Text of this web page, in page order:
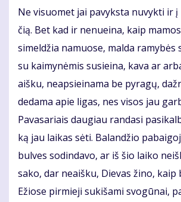
Ne vi­suo­met jai pa­vyks­ta nu­vyk­ti ir
čią. Bet kad ir ne­nu­ei­na, kaip
si­mel­džia na­muo­se, mal­da ra­my­bės
su kai­my­nė­mis su­si­ei­na, ka­va ar
aiš­ku, neap­si­ei­na­ma be py­ra­gų,
de­da­ma apie li­gas, nes vi­sos jau
Pa­va­sa­riais dau­giau ran­da­si
ką jau lai­kas sė­ti. Ba­lan­džio
bul­ves so­din­da­vo, ar iš šio lai­ko
sa­ko, dar ne­aiš­ku, Die­vas ži­no, kaip
Ežio­se pir­mie­ji su­ki­ša­mi svo­gū­nai,